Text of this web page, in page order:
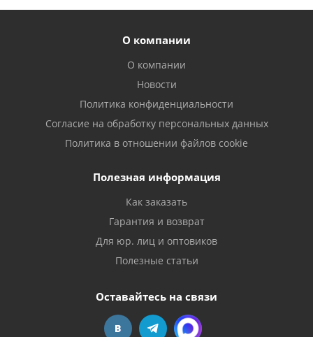
О компании
О компании
Новости
Политика конфиденциальности
Согласие на обработку персональных данных
Политика в отношении файлов cookie
Полезная информация
Как заказать
Гарантия и возврат
Для юр. лиц и оптовиков
Полезные статьи
Оставайтесь на связи